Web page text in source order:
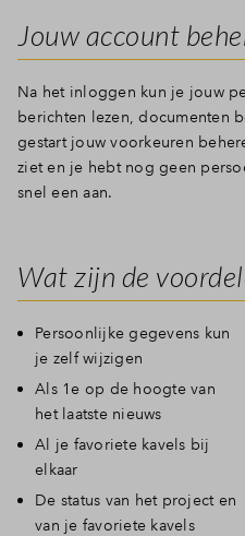
Jouw account
Na het inloggen kun je jouw
berichten lezen, documenten
gestart jouw voorkeuren
ziet en je hebt nog geen
snel een aan.
Wat zijn de
Persoonlijke gegevens kun
je zelf wijzigen
Als 1e op de hoogte van
het laatste nieuws
Al je favoriete kavels bij
elkaar
De status van het project en
van je favoriete kavels